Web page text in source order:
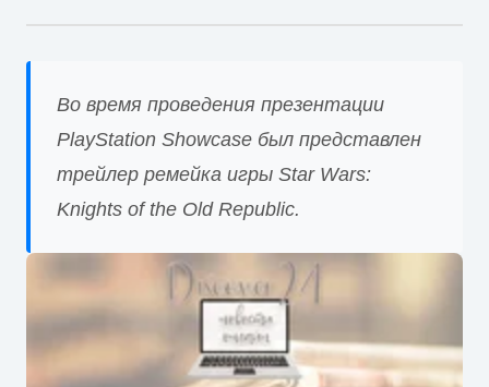
Во время проведения презентации
PlayStation Showcase был представлен
трейлер ремейка игры Star Wars:
Knights of the Old Republic.